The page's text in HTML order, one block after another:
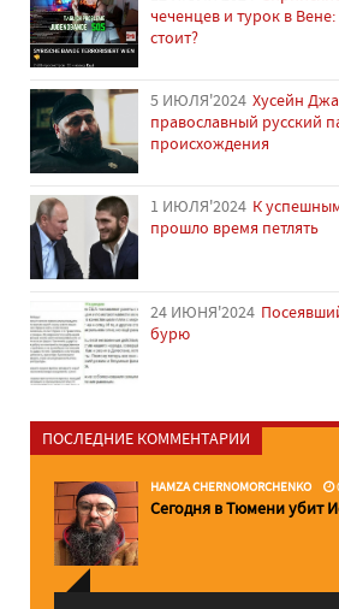
чеченцев и турок в Вене:
стоит?
5 ИЮЛЯ'2024 Хусейн
православный русский
происхождения
1 ИЮЛЯ'2024 К
прошло время петлять
24 ИЮНЯ'2024
бурю
ПОСЛЕДНИЕ КОММЕНТАРИИ
HAMZA CHERNOMORCHENKO
Сегодня в Тюмени убит